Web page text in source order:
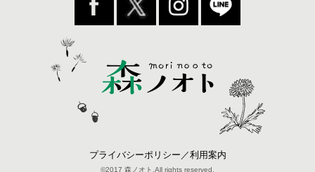
プライバシーポリシー／利用案内
©2017 森ノオト.All rights reserved.